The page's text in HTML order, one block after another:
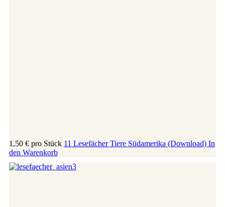
1,50 € pro Stück 11 Lesefächer Tiere Südamerika (Download) In
den Warenkorb